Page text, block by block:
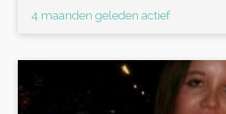
4 maanden geleden actief